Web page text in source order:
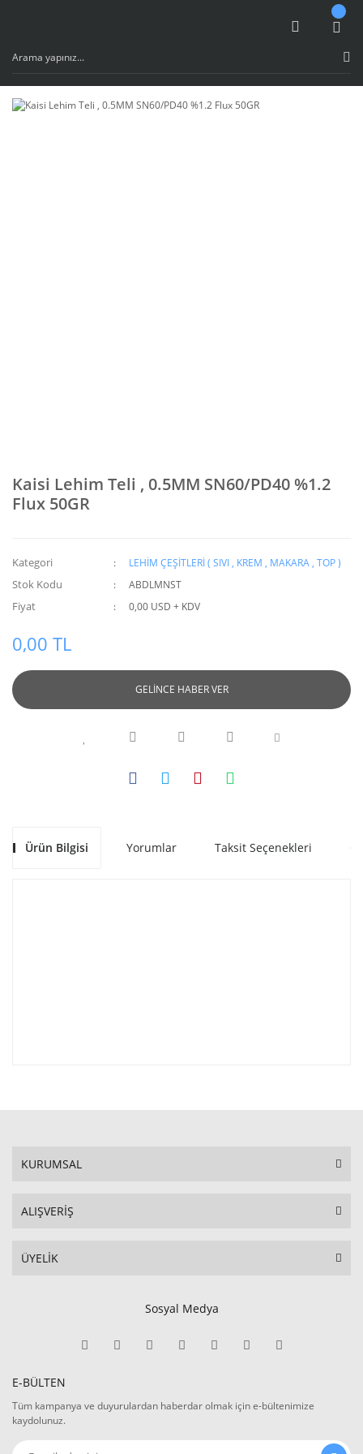
Kaisi Lehim Teli , 0.5MM SN60/PD40 %1.2
Flux 50GR
Kategori LEHİM ÇEŞİTLERİ ( SIVI , KREM , MAKARA , TOP )
Stok Kodu ABDLMNST
Fiyat 0,00 USD + KDV
0,00 TL
GELİNCE HABER VER
Ürün Bilgisi Yorumlar Taksit Seçenekleri
KURUMSAL
ALIŞVERİŞ
ÜYELİK
Sosyal Medya
E-BÜLTEN
Tüm kampanya ve duyurulardan haberdar olmak için e-bültenimize
kaydolunuz.